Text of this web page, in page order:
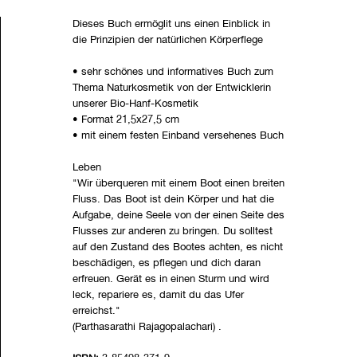
Dieses Buch ermöglit uns einen Einblick in
die Prinzipien der natürlichen Körperflege
• sehr schönes und informatives Buch zum
Thema Naturkosmetik von der Entwicklerin
unserer Bio-Hanf-Kosmetik
• Format 21,5x27,5 cm
• mit einem festen Einband versehenes Buch
Leben
"Wir überqueren mit einem Boot einen breiten
Fluss. Das Boot ist dein Körper und hat die
Aufgabe, deine Seele von der einen Seite des
Flusses zur anderen zu bringen. Du solltest
auf den Zustand des Bootes achten, es nicht
beschädigen, es pflegen und dich daran
erfreuen. Gerät es in einen Sturm und wird
leck, repariere es, damit du das Ufer
erreichst."
(Parthasarathi Rajagopalachari) .